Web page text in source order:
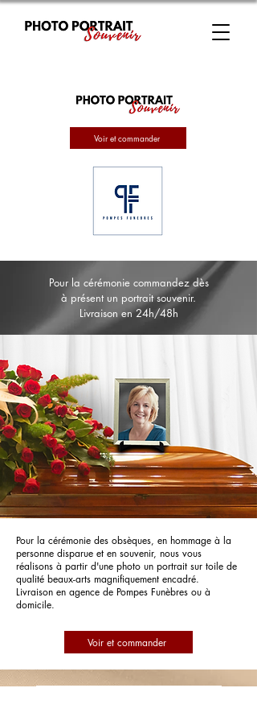
Voir et commander
Pour la cérémonie commandez dès
à présent un portrait souvenir.
Livraison en 24h/48h
Pour la cérémonie des obsèques, en hommage à la
personne disparue et en souvenir, nous vous
réalisons à partir d'une photo un portrait sur toile de
qualité beaux-arts magnifiquement encadré.
Livraison en agence de Pompes Funèbres ou à
domicile.
Voir et commander